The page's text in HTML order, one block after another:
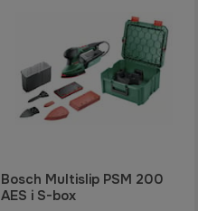
Bosch Multislip PSM 200
AES i S-box